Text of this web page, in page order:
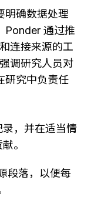
明确数据处理
Ponder 通过推
连接来源的工
调研究人员对
研究中负责任
，并在适当情
。
段落，以便每